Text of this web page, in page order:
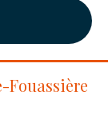
Fouassière